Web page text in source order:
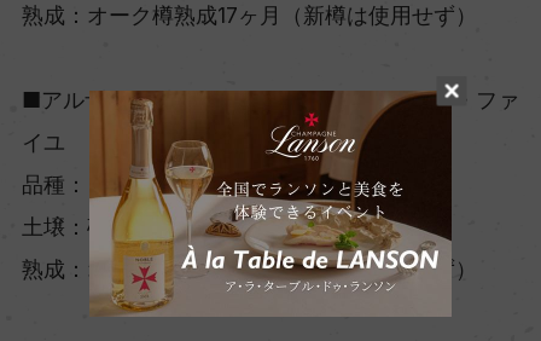
熟成：オーク樽熟成17ヶ月（新樽は使用せず）
■アルザス ピノ・ノワール クロ・ド・ラ・ファ
イユ
品種：ピノ・ノワール100％
土壌：砂質、石灰質土壌
熟成：オーク樽熟成17ヶ月（新樽は使用せず）